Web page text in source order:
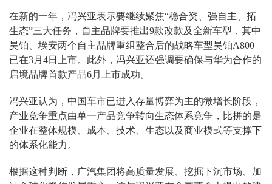
在新的一年，冯兴亚表示要继续聚焦“稳合资、强自主、拓
生态”三大任务，自主品牌要推出9款改款及全新车型，其中
昊铂、埃安两个自主品牌重组整合后的战略车型昊铂A800
已在3月4日上市。此外，冯兴亚还强调要确保与华为合作的
启境品牌首款产品6月上市成功。
冯兴亚认为，中国车市已进入存量博弈为主的微增长阶段，
产业竞争重点由单一产品竞争转向生态体系竞争，比拼的是
企业在整体规模、成本、技术、生态以及商业模式等支撑下
的体系化能力。
根据这种判断，广汽集团将高质量发展、挖掘下沉市场、加